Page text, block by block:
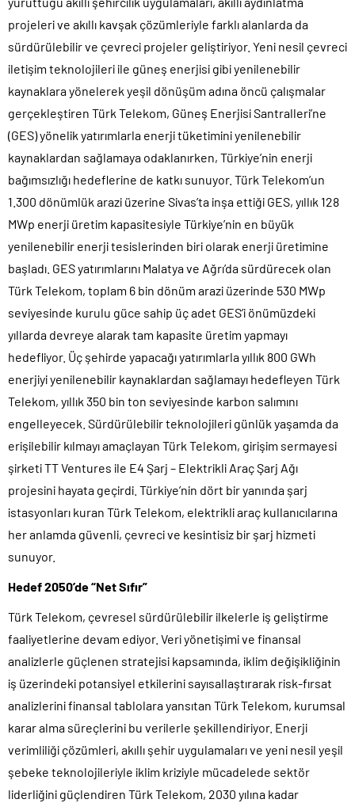
projeleri ve akıllı kavşak çözümleriyle farklı alanlarda da
sürdürülebilir ve çevreci projeler geliştiriyor. Yeni nesil çevreci
iletişim teknolojileri ile güneş enerjisi gibi yenilenebilir
kaynaklara yönelerek yeşil dönüşüm adına öncü çalışmalar
gerçekleştiren Türk Telekom, Güneş Enerjisi Santralleri’ne
(GES) yönelik yatırımlarla enerji tüketimini yenilenebilir
kaynaklardan sağlamaya odaklanırken, Türkiye’nin enerji
bağımsızlığı hedeflerine de katkı sunuyor. Türk Telekom’un
1.300 dönümlük arazi üzerine Sivas’ta inşa ettiği GES, yıllık 128
MWp enerji üretim kapasitesiyle Türkiye’nin en büyük
yenilenebilir enerji tesislerinden biri olarak enerji üretimine
başladı. GES yatırımlarını Malatya ve Ağrı’da sürdürecek olan
Türk Telekom, toplam 6 bin dönüm arazi üzerinde 530 MWp
seviyesinde kurulu güce sahip üç adet GES’i önümüzdeki
yıllarda devreye alarak tam kapasite üretim yapmayı
hedefliyor. Üç şehirde yapacağı yatırımlarla yıllık 800 GWh
enerjiyi yenilenebilir kaynaklardan sağlamayı hedefleyen Türk
Telekom, yıllık 350 bin ton seviyesinde karbon salımını
engelleyecek. Sürdürülebilir teknolojileri günlük yaşamda da
erişilebilir kılmayı amaçlayan Türk Telekom, girişim sermayesi
şirketi TT Ventures ile E4 Şarj – Elektrikli Araç Şarj Ağı
projesini hayata geçirdi. Türkiye’nin dört bir yanında şarj
istasyonları kuran Türk Telekom, elektrikli araç kullanıcılarına
her anlamda güvenli, çevreci ve kesintisiz bir şarj hizmeti
sunuyor.
Hedef 2050’de “Net Sıfır”
Türk Telekom, çevresel sürdürülebilir ilkelerle iş geliştirme
faaliyetlerine devam ediyor. Veri yönetişimi ve finansal
analizlerle güçlenen stratejisi kapsamında, iklim değişikliğinin
iş üzerindeki potansiyel etkilerini sayısallaştırarak risk-fırsat
analizlerini finansal tablolara yansıtan Türk Telekom, kurumsal
karar alma süreçlerini bu verilerle şekillendiriyor. Enerji
verimliliği çözümleri, akıllı şehir uygulamaları ve yeni nesil yeşil
şebeke teknolojileriyle iklim kriziyle mücadelede sektör
liderliğini güçlendiren Türk Telekom, 2030 yılına kadar